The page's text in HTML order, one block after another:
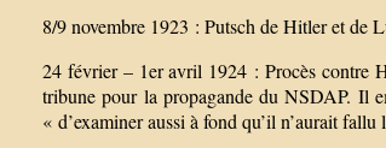
8/9 novembre 1923 : Putsch de Hitler et de
24 février – 1er avril 1924 : Procès contre
tribune pour la propagande du NSDAP. Il
« d’examiner aussi à fond qu’il n’aurait